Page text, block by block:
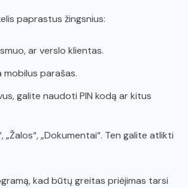
paprastus žingsnius:
ar verslo klientas.
parašas.
galite naudoti PIN kodą ar kitus
„Dokumentai“. Ten galite atlikti
kad būtų greitas priėjimas tarsi